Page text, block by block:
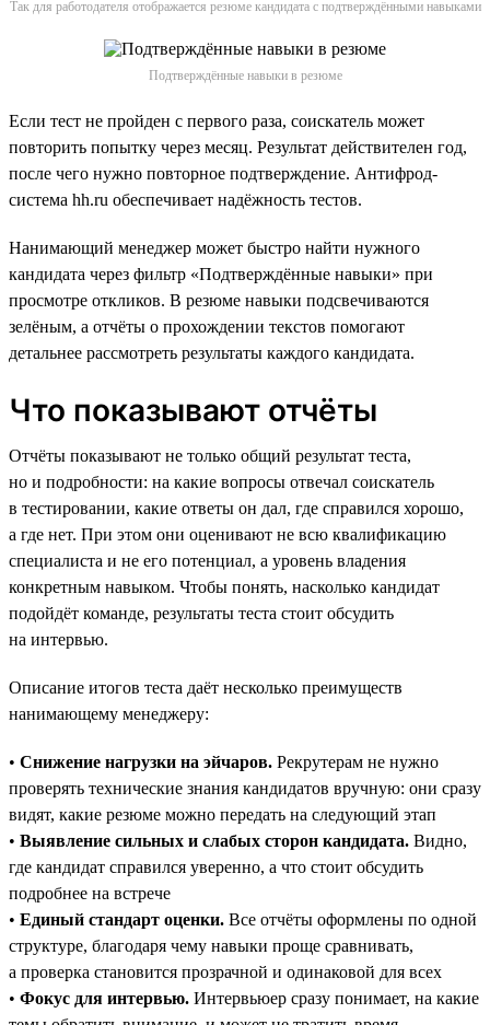
Так для работодателя отображается резюме кандидата с подтверждёнными навыками
Подтверждённые навыки в резюме
Если тест не пройден с первого раза, соискатель может
повторить попытку через месяц. Результат действителен год,
после чего нужно повторное подтверждение. Антифрод-
система hh.ru обеспечивает надёжность тестов.
Нанимающий менеджер может быстро найти нужного
кандидата через фильтр «Подтверждённые навыки» при
просмотре откликов. В резюме навыки подсвечиваются
зелёным, а отчёты о прохождении текстов помогают
детальнее рассмотреть результаты каждого кандидата.
Что показывают отчёты
Отчёты показывают не только общий результат теста,
но и подробности: на какие вопросы отвечал соискатель
в тестировании, какие ответы он дал, где справился хорошо,
а где нет. При этом они оценивают не всю квалификацию
специалиста и не его потенциал, а уровень владения
конкретным навыком. Чтобы понять, насколько кандидат
подойдёт команде, результаты теста стоит обсудить
на интервью.
Описание итогов теста даёт несколько преимуществ
нанимающему менеджеру:
• Снижение нагрузки на эйчаров. Рекрутерам не нужно
проверять технические знания кандидатов вручную: они сразу
видят, какие резюме можно передать на следующий этап
• Выявление сильных и слабых сторон кандидата. Видно,
где кандидат справился уверенно, а что стоит обсудить
подробнее на встрече
• Единый стандарт оценки. Все отчёты оформлены по одной
структуре, благодаря чему навыки проще сравнивать,
а проверка становится прозрачной и одинаковой для всех
• Фокус для интервью. Интервьюер сразу понимает, на какие